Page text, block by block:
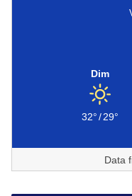
Dim
32°/29°
Data